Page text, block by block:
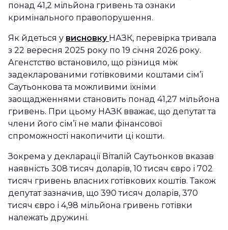
понад 41,2 мільйона гривень та ознаки
кримінального правопорушення.
Як йдеться у висновку НАЗК, перевірка тривала
з 22 вересня 2025 року по 19 січня 2026 року.
Агенстство встановило, що різниця між
задекларованими готівковими коштами сім’ї
Саутьонкова та можливими їхніми
заощадженнями становить понад 41,27 мільйона
гривень. При цьому НАЗК вважає, що депутат та
члени його сім’ї не мали фінансової
спроможності накопичити ці кошти.
Зокрема у декларації Віталій Саутьонков вказав
наявність 308 тисяч доларів, 10 тисяч євро і 702
тисяч гривень власних готівкових коштів. Також
депутат зазначив, що 390 тисяч доларів, 370
тисяч євро і 4,98 мільйона гривень готівки
належать дружині.